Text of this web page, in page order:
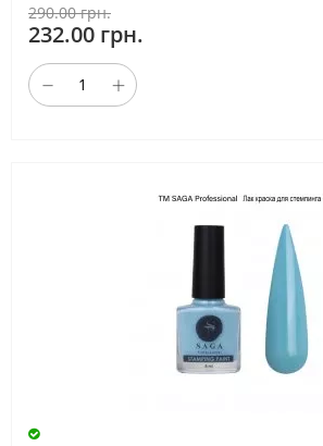
290.00 грн.
232.00 грн.